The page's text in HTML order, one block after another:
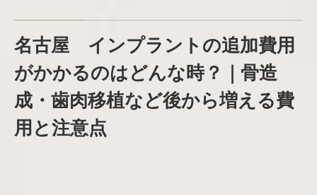
名古屋 インプラントの追加費用
がかかるのはどんな時？｜骨造
成・歯肉移植など後から増える費
用と注意点